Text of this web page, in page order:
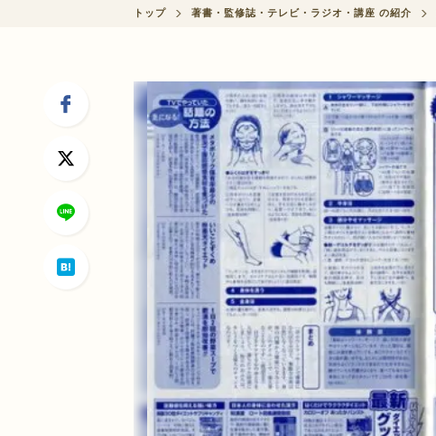
トップ 著書・監修誌・テレビ・ラジオ・講座 の紹介